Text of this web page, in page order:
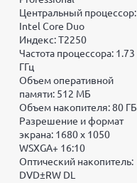
Центральный процессор:
Intel Core Duo
Индекс: T2250
Частота процессора: 1.73
ГГц
Объем оперативной
памяти: 512 МБ
Объем накопителя:80 ГБ
Разрешение и формат
экрана: 1680 x 1050
WSXGA+ 16:10
Оптический накопитель:
DVD±RW DL